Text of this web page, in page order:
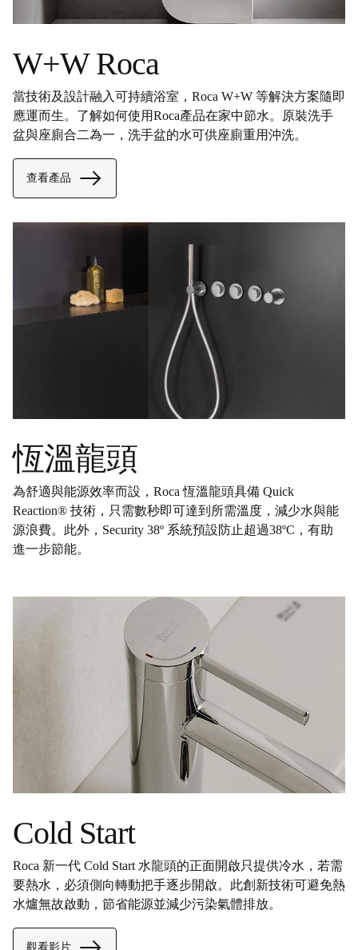
W+W Roca
當技術及設計融入可持續浴室，Roca W+W 等解決方案隨即
應運而生。了解如何使用Roca產品在家中節水。原裝洗手
盆與座廁合二為一，洗手盆的水可供座廁重用沖洗。
查看產品
恆溫龍頭
為舒適與能源效率而設，Roca 恆溫龍頭具備 Quick
Reaction® 技術，只需數秒即可達到所需溫度，減少水與能
源浪費。此外，Security 38º 系統預設防止超過38ºC，有助
進一步節能。
Cold Start
Roca 新一代 Cold Start 水龍頭的正面開啟只提供冷水，若需
要熱水，必須側向轉動把手逐步開啟。此創新技術可避免熱
水爐無故啟動，節省能源並減少污染氣體排放。
觀看影片